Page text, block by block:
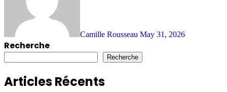
Camille Rousseau May 31, 2026
Recherche
Recherche
Articles Récents